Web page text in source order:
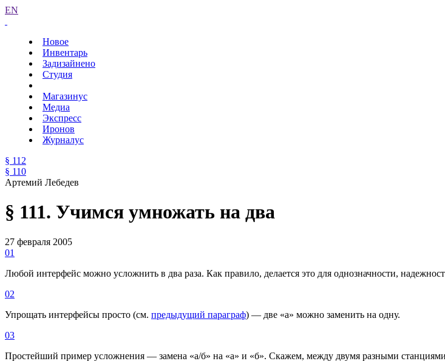
EN
Новое
Инвентарь
Задизайнено
Студия
Магазинус
Медиа
Экспресс
Иронов
Журналус
§ 112
§ 110
Артемий Лебедев
§ 111. Учимся умножать на два
27 февраля 2005
01
Любой интерфейс можно усложнить в два раза. Как правило, делается это для однозначности,
02
Упрощать интерфейсы просто (см. предыдущий параграф) — две «а» можно заменить на одну.
03
Простейший пример усложнения — замена «а/б» на «а» и «б». Скажем, между двумя разными